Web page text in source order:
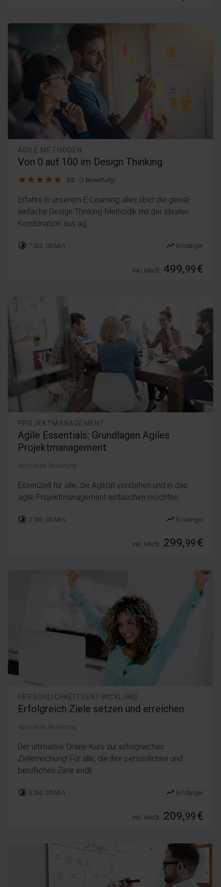
AGILE METHODEN
Von 0 auf 100 im Design Thinking
5.0 / 5 5.0 (1 Bewertung)
Erfahre in unserem E-Learning alles über die genial-
einfache Design Thinking-Methodik mit der idealen
Kombination aus ag...
timelapse 7 Std. 00 Min. trending_up Einsteiger
inkl. MwSt. 499,99€
PROJEKTMANAGEMENT
Agile Essentials: Grundlagen Agiles
Projektmanagement
Noch keine Bewertung
Essenziell für alle, die Agilität verstehen und in das
agile Projektmanagement eintauchen möchten.
timelapse 2 Std. 00 Min. trending_up Einsteiger
inkl. MwSt. 299,99€
PERSÖNLICHKEITSENTWICKLUNG
Erfolgreich Ziele setzen und erreichen
Noch keine Bewertung
Der ultimative Online-Kurs zur erfolgreichen
Zielerreichung! Für alle, die ihre persönlichen und
beruflichen Ziele endli...
timelapse 5 Std. 00 Min. trending_up Einsteiger
inkl. MwSt. 209,99€